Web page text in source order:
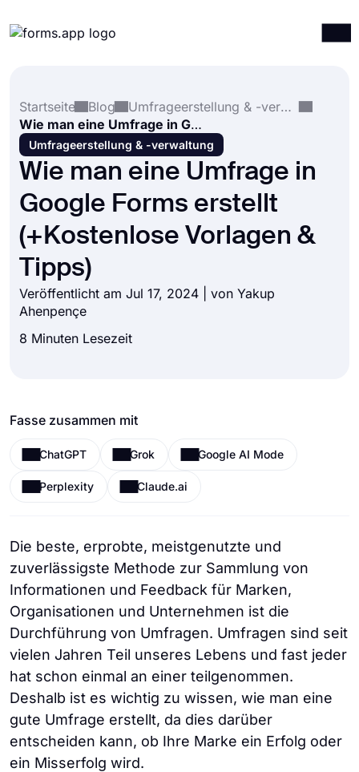
Integrationen
Vorlagen
Ressourcen
Preise
Startseite
Blog
Umfrageerstellung & -verwaltung
Wie man eine Umfrage in Google Forms erstellt (+Kostenlose Vorlagen & Tipps)
Umfrageerstellung & -verwaltung
Wie man eine Umfrage in
Google Forms erstellt
(+Kostenlose Vorlagen &
Tipps)
Veröffentlicht am Jul 17, 2024 | von Yakup
Ahenpençe
8 Minuten Lesezeit
Fasse zusammen mit
ChatGPT Grok Google AI Mode
Perplexity Claude.ai
Die beste, erprobte, meistgenutzte und
zuverlässigste Methode zur Sammlung von
Informationen und Feedback für Marken,
Organisationen und Unternehmen ist die
Durchführung von Umfragen. Umfragen sind seit
vielen Jahren Teil unseres Lebens und fast jeder
hat schon einmal an einer teilgenommen.
Deshalb ist es wichtig zu wissen, wie man eine
gute Umfrage erstellt, da dies darüber
entscheiden kann, ob Ihre Marke ein Erfolg oder
ein Misserfolg wird.